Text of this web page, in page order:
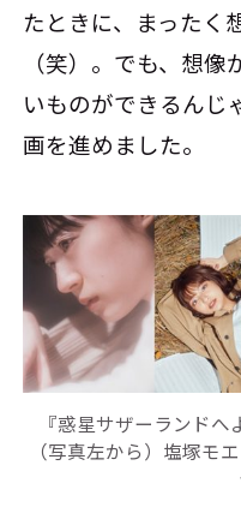
たときに、まったく
（笑）。でも、想
いものができるんじ
画を進めました。
『惑星サザーランドへ
（写真左から）塩塚モ